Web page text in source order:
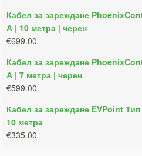
Кабел за зареждане
А | 10 метра | черен
€699.00
Кабел за зареждане
А | 7 метра | черен
€599.00
Кабел за зареждане EVPoint
10 метра
€335.00